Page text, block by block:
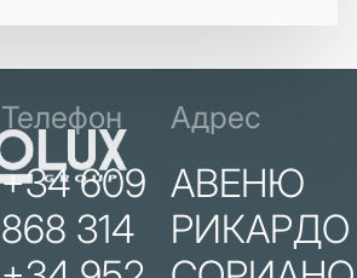
Телефон
+34 609
868 314
Адрес
АВЕНЮ
РИКАРДО